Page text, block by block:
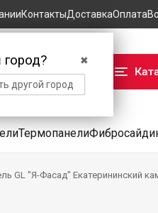
✖
другой город
КонтактыДоставкаОплата
Термопанели
GL "Я-Фасад" Екатерининский